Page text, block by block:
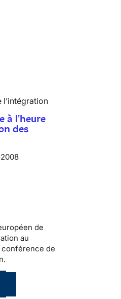
l’intégration
à l'heure
des
2008
de
au
conférence de